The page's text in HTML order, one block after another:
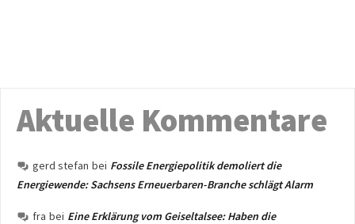
Aktuelle Kommentare
gerd stefan bei Fossile Energiepolitik demoliert die
Energiewende: Sachsens Erneuerbaren-Branche schlägt Alarm
fra bei Eine Erklärung vom Geiseltalsee: Haben die